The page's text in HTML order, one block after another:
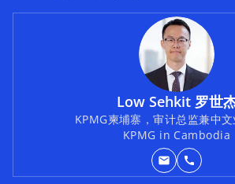
Low Sehkit 罗世
KPMG柬埔寨，审计总监兼中
KPMG in Cambodia
mail call